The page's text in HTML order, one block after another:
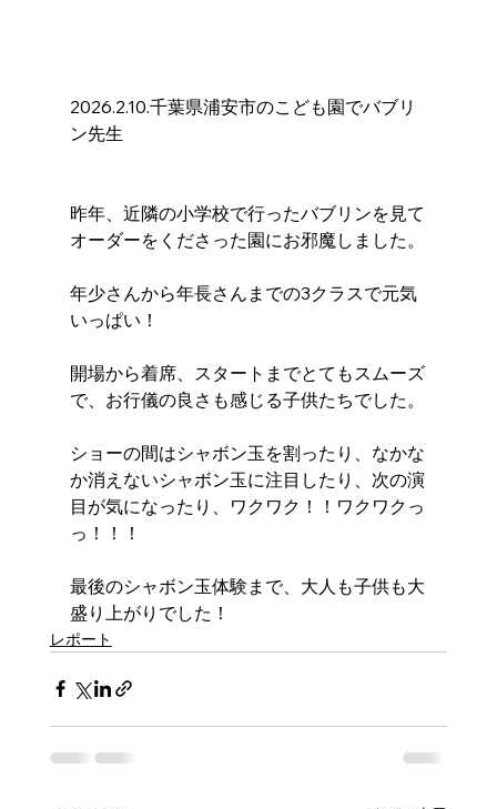
2026.2.10.千葉県浦安市のこども園でバブリ
ン先生
昨年、近隣の小学校で行ったバブリンを見て
オーダーをくださった園にお邪魔しました。
年少さんから年長さんまでの3クラスで元気
いっぱい！
開場から着席、スタートまでとてもスムーズ
で、お行儀の良さも感じる子供たちでした。
ショーの間はシャボン玉を割ったり、なかな
か消えないシャボン玉に注目したり、次の演
目が気になったり、ワクワク！！ワクワクっ
っ！！！
最後のシャボン玉体験まで、大人も子供も大
盛り上がりでした！
レポート